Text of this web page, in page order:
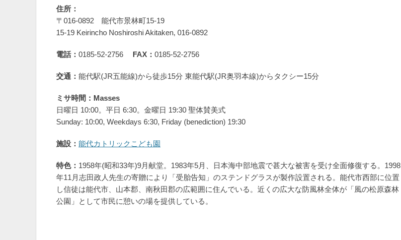
住所：
〒016-0892 能代市景林町15-19
15-19 Keirincho Noshiroshi Akitaken, 016-0892
電話： 0185-52-2756 FAX： 0185-52-2756
交通： 能代駅(JR五能線)から徒歩15分 東能代駅(JR奥羽本線)からタクシー15分
ミサ時間：Masses
日曜日 10:00。平日 6:30。金曜日 19:30 聖体賛美式
Sunday: 10:00, Weekdays 6:30, Friday (benediction) 19:30
施設： 能代カトリックこども園
特色： 1958年(昭和33年)9月献堂。1983年5月、日本海中部地震で甚大な被害を受け全面修復する。1998
年11月志田政人先生の寄贈により「受胎告知」のステンドグラスが製作設置される。能代市西部に位置
し信徒は能代市、山本郡、南秋田郡の広範囲に住んでいる。近くの広大な防風林全体が「風の松原森林
公園」として市民に憩いの場を提供している。